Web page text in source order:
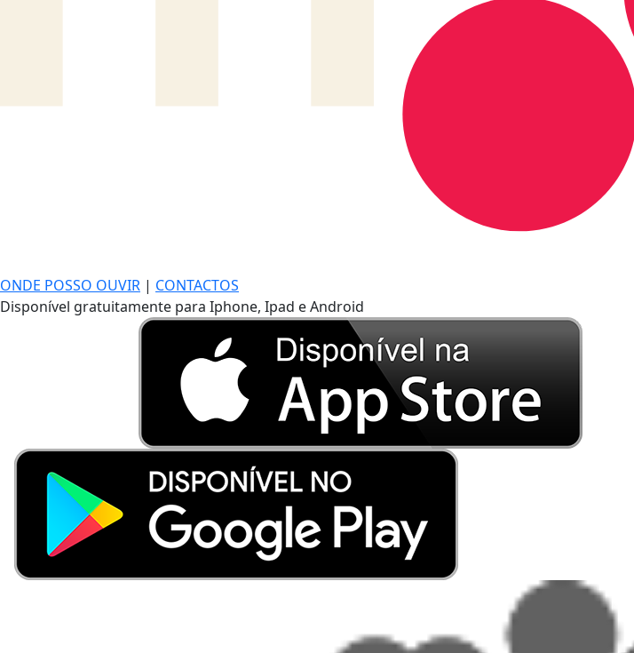
ONDE POSSO OUVIR | CONTACTOS
Disponível gratuitamente para Iphone, Ipad e Android